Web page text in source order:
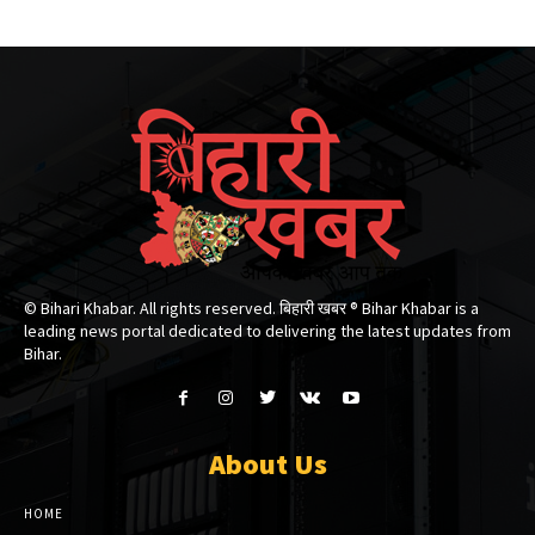
© Bihari Khabar. All rights reserved. बिहारी खबर ®​ Bihar Khabar is a
leading news portal dedicated to delivering the latest updates from
Bihar.
About Us
HOME